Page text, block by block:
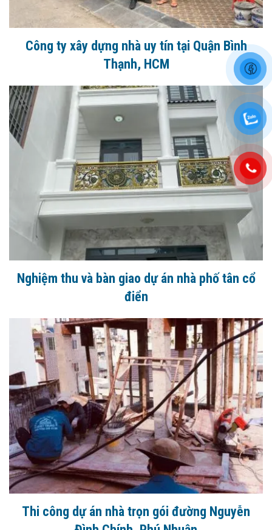
Công ty xây dựng nhà uy tín tại Quận Bình
Thạnh, HCM
Nghiệm thu và bàn giao dự án nhà phố tân cổ
điển
Thi công dự án nhà trọn gói đường Nguyễn